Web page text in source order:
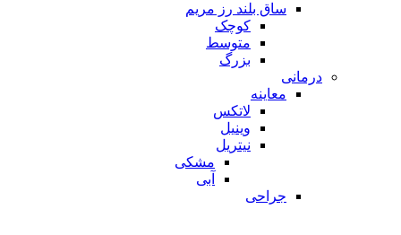
ساق بلند رز مریم
کوچک
متوسط
بزرگ
درمانی
معاینه
لاتکس
وینیل
نیتریل
مشکی
آبی
جراحی